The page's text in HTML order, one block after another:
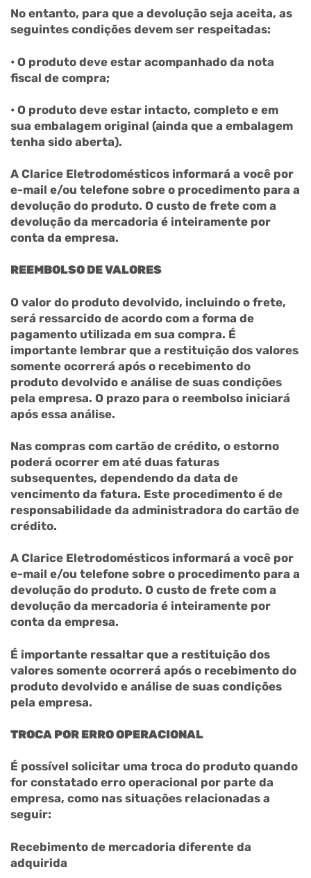
No entanto, para que a devolução seja aceita, as
seguintes condições devem ser respeitadas:
• O produto deve estar acompanhado da nota
fiscal de compra;
• O produto deve estar intacto, completo e em
sua embalagem original (ainda que a embalagem
tenha sido aberta).
A Clarice Eletrodomésticos informará a você por
e-mail e/ou telefone sobre o procedimento para a
devolução do produto. O custo de frete com a
devolução da mercadoria é inteiramente por
conta da empresa.
REEMBOLSO DE VALORES
O valor do produto devolvido, incluindo o frete,
será ressarcido de acordo com a forma de
pagamento utilizada em sua compra. É
importante lembrar que a restituição dos valores
somente ocorrerá após o recebimento do
produto devolvido e análise de suas condições
pela empresa. O prazo para o reembolso iniciará
após essa análise.
Nas compras com cartão de crédito, o estorno
poderá ocorrer em até duas faturas
subsequentes, dependendo da data de
vencimento da fatura. Este procedimento é de
responsabilidade da administradora do cartão de
crédito.
A Clarice Eletrodomésticos informará a você por
e-mail e/ou telefone sobre o procedimento para a
devolução do produto. O custo de frete com a
devolução da mercadoria é inteiramente por
conta da empresa.
É importante ressaltar que a restituição dos
valores somente ocorrerá após o recebimento do
produto devolvido e análise de suas condições
pela empresa.
TROCA POR ERRO OPERACIONAL
É possível solicitar uma troca do produto quando
for constatado erro operacional por parte da
empresa, como nas situações relacionadas a
seguir:
Recebimento de mercadoria diferente da
adquirida